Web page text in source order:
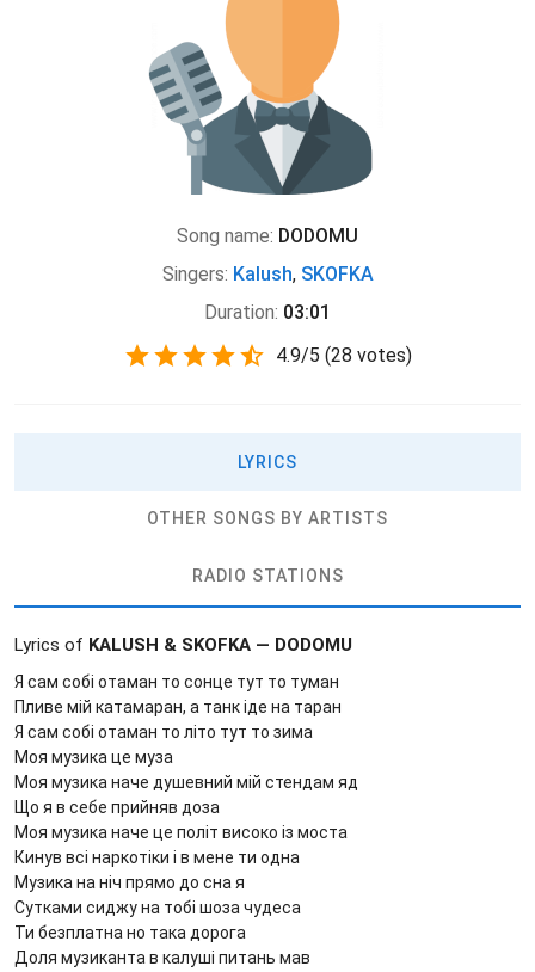
Song name: DODOMU
Singers: Kalush, SKOFKA
Duration: 03:01
4.9/5 (28 votes)
LYRICS
OTHER SONGS BY ARTISTS
RADIO STATIONS
Lyrics of KALUSH & SKOFKA — DODOMU
Я сам собі отаман то сонце тут то туман
Пливе мій катамаран, а танк іде на таран
Я сам собі отаман то літо тут то зима
Моя музика це муза
Моя музика наче душевний мій стендам яд
Що я в себе прийняв доза
Моя музика наче це політ високо із моста
Кинув всі наркотіки і в мене ти одна
Музика на ніч прямо до сна я
Сутками сиджу на тобі шоза чудеса
Ти безплатна но така дорога
Доля музиканта в калуші питань мав